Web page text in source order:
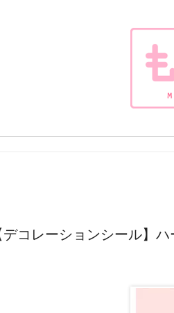
デコレーションシール】